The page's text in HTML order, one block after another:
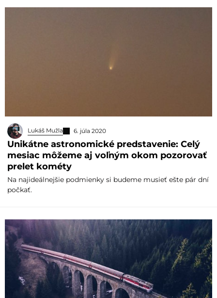
Lukáš Mužla 6. júla 2020
Unikátne astronomické predstavenie: Celý
mesiac môžeme aj voľným okom pozorovať
prelet kométy
Na najideálnejšie podmienky si budeme musieť ešte pár dní
počkať.